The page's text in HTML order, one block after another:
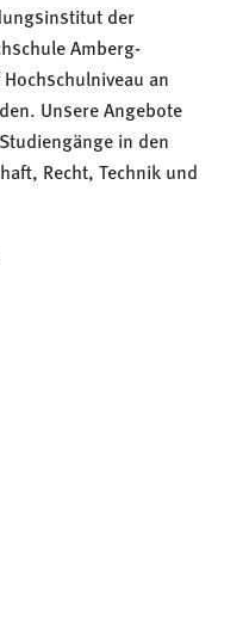
der
Amberg-
an
Unsere Angebote
in den
Recht, Technik und